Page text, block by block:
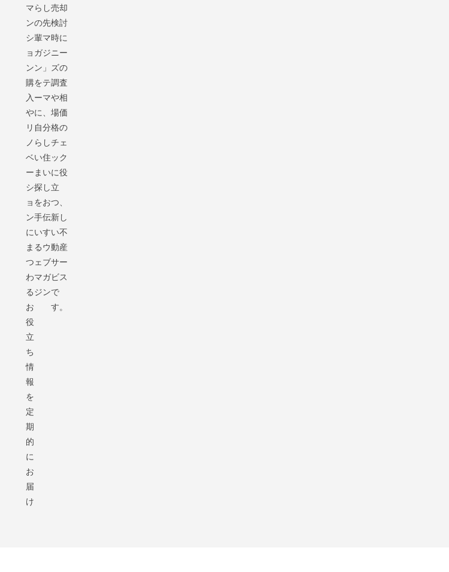
マ
ン
シ
ョ
ン
購
入
や
リ
ノ
ベ
ー
シ
ョ
ン
に
ま
つ
わ
る
お
役
立
ち
情
報
を
定
期
的
に
お
届
け
らし
の先
輩マ
ガジ
ン」
をテ
ーマ
に、
自分
らし
い住
まい
探し
をお
手伝
いす
るウ
ェブ
マガ
ジン
売却
検討
時に
ニー
ズの
調査
や相
場価
格の
チェ
ック
に役
立
つ、
新し
い不
動産
サー
ビス
で
す。